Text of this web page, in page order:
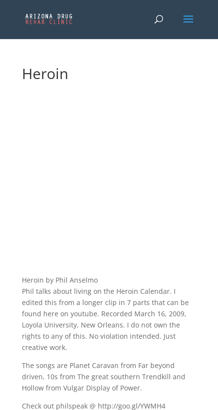
Heroin
Heroin by Phil Anselmo
Phil talks about living on the Heroin Calendar. I
edited this from a longer clip in 7 parts that can be
found here on youtube. Recorded March 16, 2009,
Loyola University, New Orleans. I do not own the
rights to any of this. No violation intended. Just
creative work.
The songs are Planet Caravan from Far beyond
driven, 10s from The great southern Trendkill and
Hollow from Vulgar Display of Power.
Check out philspeak @ http://goo.gl/YWMH4